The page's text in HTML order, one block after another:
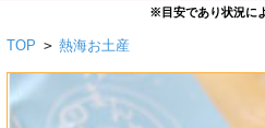
TOP > 熱海お土産